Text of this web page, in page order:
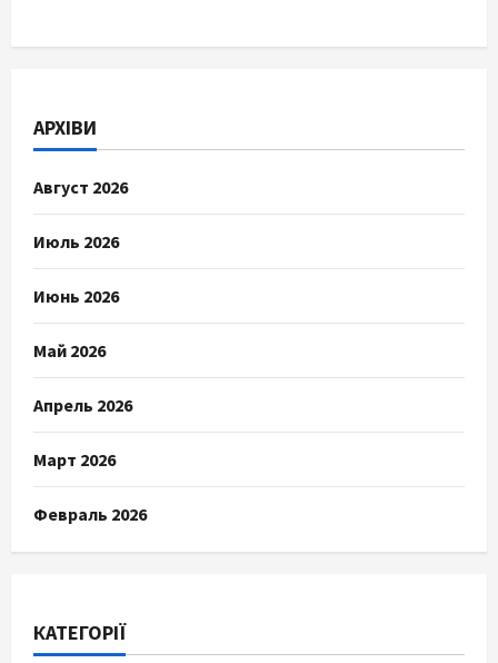
АРХІВИ
Август 2026
Июль 2026
Июнь 2026
Май 2026
Апрель 2026
Март 2026
Февраль 2026
КАТЕГОРІЇ